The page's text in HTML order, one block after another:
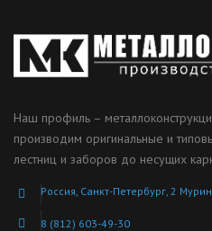
Наш профиль –
производим оригинальные и
лестниц и заборов до несущих
Россия, Санкт-Петербург, 2
8 (812) 603-49-30